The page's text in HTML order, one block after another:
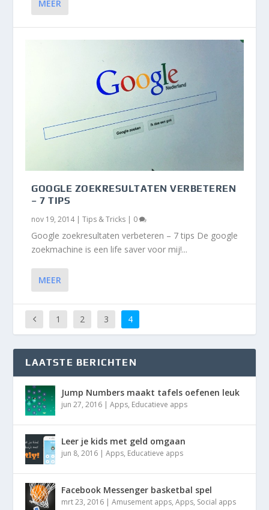
MEER
GOOGLE ZOEKRESULTATEN VERBETEREN
– 7 TIPS
nov 19, 2014|Tips & Tricks | 0
Google zoekresultaten verbeteren – 7 tips De google
zoekmachine is een life saver voor mij!...
MEER
1 2 3 4
LAATSTE BERICHTEN
Jump Numbers maakt tafels oefenen leuk
jun 27, 2016 |Apps, Educatieve apps
Leer je kids met geld omgaan
jun 8, 2016 |Apps, Educatieve apps
Facebook Messenger basketbal spel
mrt 23, 2016 |Amusement apps,Apps, Social apps